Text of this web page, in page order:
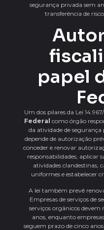
segurança privada sem
transferência de
papel
Um dos pilares da Lei
Federal como órgão
da atividade de segurança
depende de autorização
conceder e renovar
responsabilidades, aplicar
atividades clandestinas,
uniformes e estabelecer
A lei também prevê
Empresas de serviços de
serviços orgânicos devem
anos, enquanto
seguem prazo de cinco